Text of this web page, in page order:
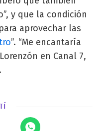
y que la condición
aprovechar las
”. “Me encantaría
en Canal 7,